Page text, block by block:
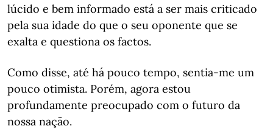
lúcido e bem informado está a ser mais criticado
pela sua idade do que o seu oponente que se
exalta e questiona os factos.
Como disse, até há pouco tempo, sentia-me um
pouco otimista. Porém, agora estou
profundamente preocupado com o futuro da
nossa nação.